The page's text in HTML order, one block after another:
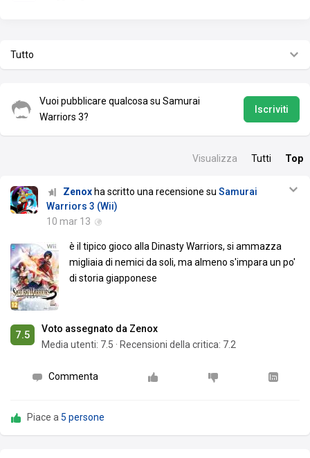
Tutto
Vuoi pubblicare qualcosa su Samurai
Warriors 3?
Iscriviti
Visualizza Tutti Top
Zenox ha scritto una recensione su Samurai
Warriors 3 (Wii)
10 mar 13
è il tipico gioco alla Dinasty Warriors, si ammazza
migliaia di nemici da soli, ma almeno s'impara un po'
di storia giapponese
7.5
Voto assegnato da Zenox
Media utenti: 7.5 · Recensioni della critica: 7.2
Commenta
Piace a5 persone